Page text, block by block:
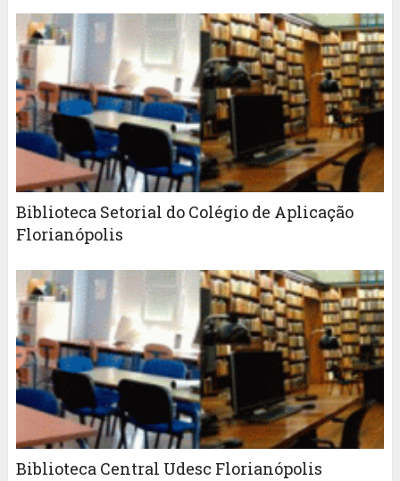
Biblioteca Setorial do Colégio de Aplicação
Florianópolis
Biblioteca Central Udesc Florianópolis